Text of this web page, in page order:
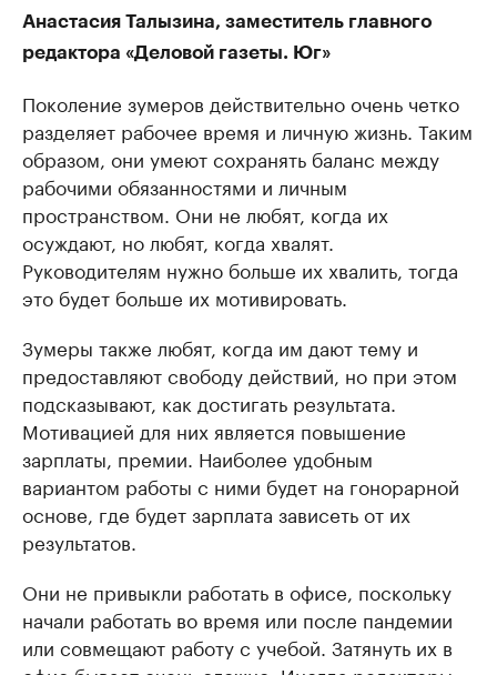
Анастасия Талызина, заместитель главного
редактора «Деловой газеты. Юг»
Поколение зумеров действительно очень четко
разделяет рабочее время и личную жизнь. Таким
образом, они умеют сохранять баланс между
рабочими обязанностями и личным
пространством. Они не любят, когда их
осуждают, но любят, когда хвалят.
Руководителям нужно больше их хвалить, тогда
это будет больше их мотивировать.
Зумеры также любят, когда им дают тему и
предоставляют свободу действий, но при этом
подсказывают, как достигать результата.
Мотивацией для них является повышение
зарплаты, премии. Наиболее удобным
вариантом работы с ними будет на гонорарной
основе, где будет зарплата зависеть от их
результатов.
Они не привыкли работать в офисе, поскольку
начали работать во время или после пандемии
или совмещают работу с учебой. Затянуть их в